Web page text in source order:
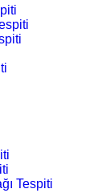
Tespiti